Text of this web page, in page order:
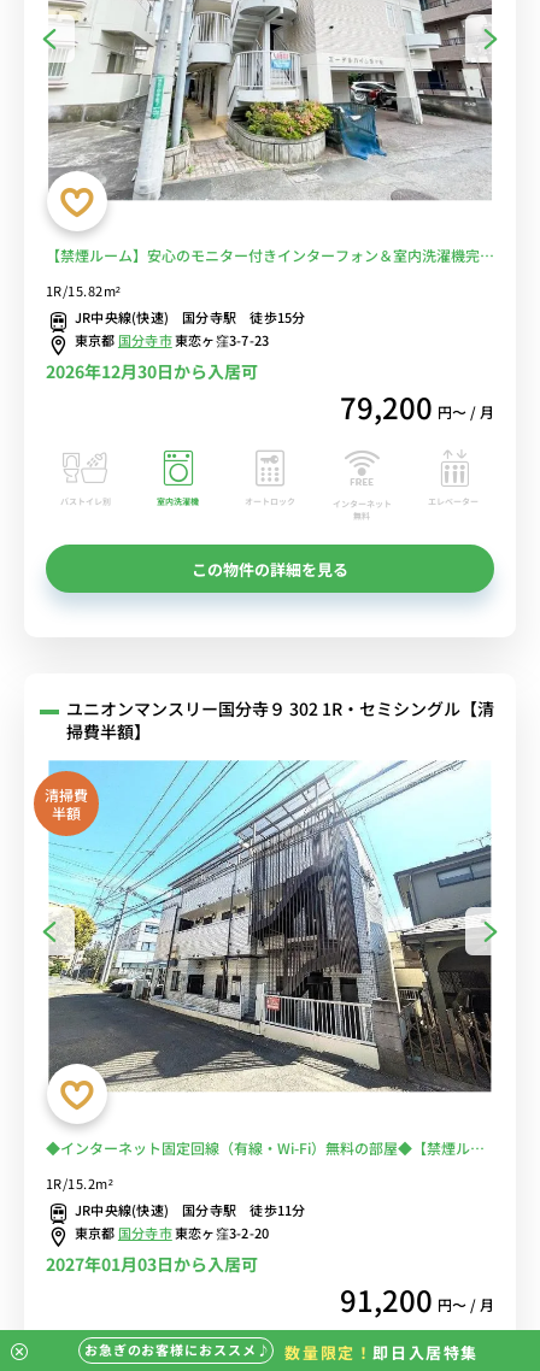
【禁煙ルーム】安心のモニター付きインターフォン＆室内洗濯機完
東京経済大学国分寺キャンパスあり■選べるWi-Fi格安レンタル中！
1R/15.82m²
JR中央線(快速) 国分寺駅 徒歩15分
東京都 国分寺市東恋ヶ窪3-7-23
2026年12月30日から入居可
79,200 円〜 / 月
バストイレ別 室内洗濯機 オートロック
インターネット
無料
エレベーター
この物件の詳細を見る
ユニオンマンスリー国分寺９ 302 1R・セミシングル【清
掃費半額】
清掃費
半額
◆インターネット固定回線（有線・Wi-Fi）無料の部屋◆【禁煙ルー
お部屋/JR中央線利用で中野駅や新宿駅まで乗換なしでアクセス
1R/15.2m²
JR中央線(快速) 国分寺駅 徒歩11分
東京都 国分寺市東恋ヶ窪3-2-20
2027年01月03日から入居可
91,200 円〜 / 月
お急ぎのお客様におススメ♪ 数量限定！ 即日入居特集